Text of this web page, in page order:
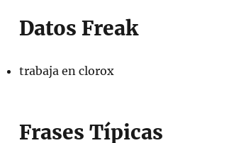
Datos Freak
trabaja en clorox
Frases Típicas